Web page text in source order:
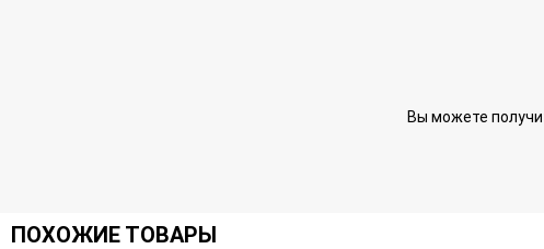
Вы можете
ПОХОЖИЕ ТОВАРЫ